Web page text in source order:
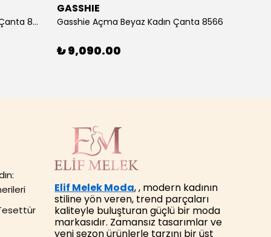
Gasshie Andora Pembe Kadın Çanta 8685
GASSHIE
Gasshie Açma Beyaz Kadın Çanta 8566
₺ 9,090.00
Elif Melek Moda, , modern kadının
stiline yön veren, trend parçaları
kaliteyle buluşturan güçlü bir moda
markasıdır. Zamansız tasarımlar ve
yeni sezon ürünlerle tarzını bir üst